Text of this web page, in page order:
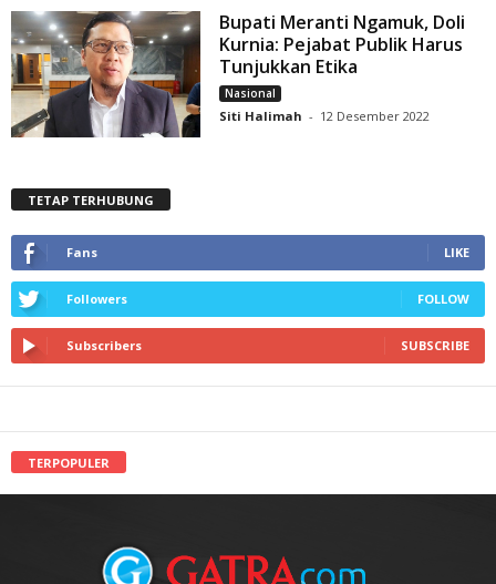
Bupati Meranti Ngamuk, Doli
Kurnia: Pejabat Publik Harus
Tunjukkan Etika
Nasional
Siti Halimah - 12 Desember 2022
TETAP TERHUBUNG
Fans LIKE
Followers FOLLOW
Subscribers SUBSCRIBE
TERPOPULER